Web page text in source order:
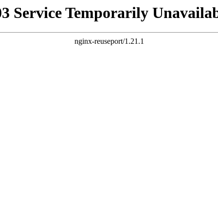
Service Temporarily
nginx-reuseport/1.21.1